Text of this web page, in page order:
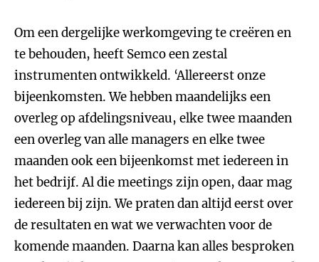
Om een dergelijke werkomgeving te creëren en
te behouden, heeft Semco een zestal
instrumenten ontwikkeld. ‘Allereerst onze
bijeenkomsten. We hebben maandelijks een
overleg op afdelingsniveau, elke twee maanden
een overleg van alle managers en elke twee
maanden ook een bijeenkomst met iedereen in
het bedrijf. Al die meetings zijn open, daar mag
iedereen bij zijn. We praten dan altijd eerst over
de resultaten en wat we verwachten voor de
komende maanden. Daarna kan alles besproken